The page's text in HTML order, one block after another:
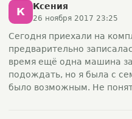
К Ксения
26 ноября 2017 23:25
Сегодня приехали на
предварительно
время ещё одна машина
подождать, но я была с
было возможным. Не